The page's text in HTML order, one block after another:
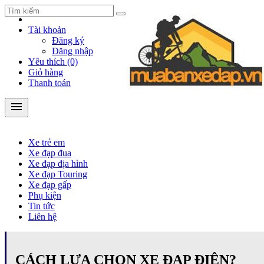
Tài khoản
Đăng ký
Đăng nhập
Yêu thích (0)
Giỏ hàng
Thanh toán
menu
Xe trẻ em
Xe đạp đua
Xe đạp địa hình
Xe đạp Touring
Xe đạp gấp
Phụ kiện
Tin tức
Liên hệ
Xe đạp đua
Xe đạp Touring
Xe đạp gấp
Phụ kiện
312/4/15 Quang Trung, P. 10, Q. Gò Vấp, Tp.HCM
Mr Cừ: 098.468.9669 - 0914140883
CÁCH LỰA CHỌN XE ĐẠP ĐIỆN?